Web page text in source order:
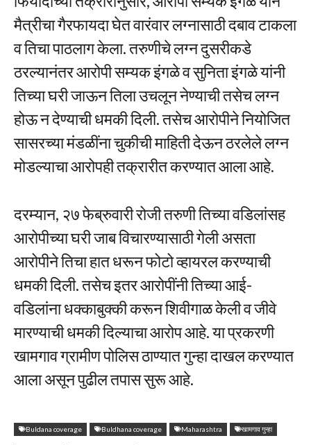
मैत्रीचा गैरफायदा घेत वारंवार लग्नासाठी दबाव टाकला
व तिचा पाठलाग केला. तरुणीचे लग्न दुसरीकडे
ठरल्यानंतर आरोपी सम्यक इंगळे व सुनिता इंगळे यांनी
तिच्या घरी जाऊन तिला उचलून नेण्याची तसेच लग्न
होऊ न देण्याची धमकी दिली. तसेच आरोपीने नियोजित
सासरच्या मंडळींना चुकीची माहिती देऊन ठरलेले लग्न
मोडल्याचा आरोपही तक्रारीत करण्यात आला आहे.
दरम्यान, २७ फेब्रुवारी रोजी तरुणी तिच्या वडिलांसह
आरोपीच्या घरी जाब विचारण्यासाठी गेली असता
आरोपीने तिचा हात धरून फोटो व्हायरल करण्याची
धमकी दिली. तसेच इतर आरोपींनी तिच्या आई-
वडिलांना धक्काबुक्की करून शिवीगाळ केली व जीवे
मारण्याची धमकी दिल्याचा आरोप आहे. या प्रकरणी
खामगाव ग्रामीण पोलिस ठाण्यात गुन्हा दाखल करण्यात
आला असून पुढील तपास सुरू आहे.
Buldana coverage Buldhana coverage Maharashtra खामगाव गुन्हा